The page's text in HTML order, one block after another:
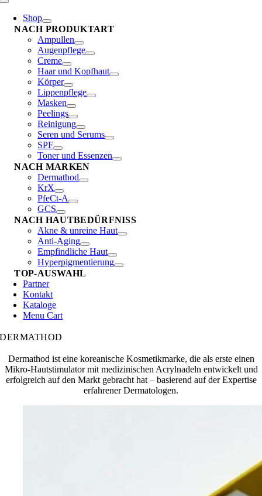
Toggle
Navigation
Shop
NACH PRODUKTART
Ampullen
Augenpflege
Creme
Haar und Kopfhaut
Körper
Lippenpflege
Masken
Peelings
Reinigung
Seren und Serums
SPF
Toner und Essenzen
NACH MARKEN
Dermathod
KrX
PfeCt-A
GCS
NACH HAUTBEDÜRFNISS
Akne & unreine Haut
Anti-Aging
Empfindliche Haut
Hyperpigmentierung
TOP-AUSWAHL
Partner
Kontakt
Kataloge
Menu Cart
DERMATHOD
Dermathod ist eine koreanische Kosmetikmarke, die als erste einen
Mikro-Hautstimulator mit medizinischen Acrylnadeln entwickelt und
erfolgreich auf den Markt gebracht hat – basierend auf der Expertise
erfahrener Dermatologen.